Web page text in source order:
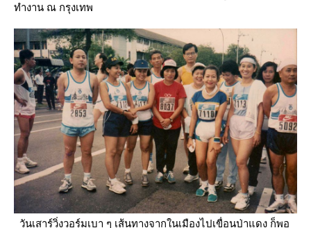
ทำงาน ณ กรุงเทพ
วันเสาร์วิ่งวอร์มเบา ๆ เส้นทางจากในเมืองไปเขื่อนป่าแดง ก็พอ